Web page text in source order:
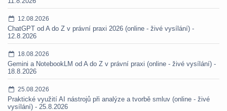
12.08.2026
ChatGPT od A do Z v právní praxi 2026 (online - živé vysílání) -
12.8.2026
18.08.2026
Gemini a NotebookLM od A do Z v právní praxi (online - živé vysílání) -
18.8.2026
25.08.2026
Praktické využití AI nástrojů při analýze a tvorbě smluv (online - živé
vysílání) - 25.8.2026